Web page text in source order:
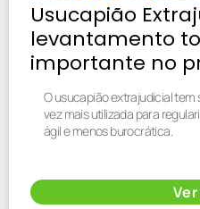
Usucapião
levantamento
importante no
O usucapião extrajudicial
vez mais utilizada para
ágil e menos burocrática.